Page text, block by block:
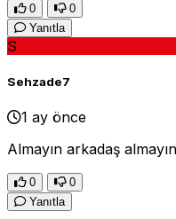
0
0
Yanıtla
S
Sehzade7
1 ay önce
Almayın arkadaş almayın
0
0
Yanıtla